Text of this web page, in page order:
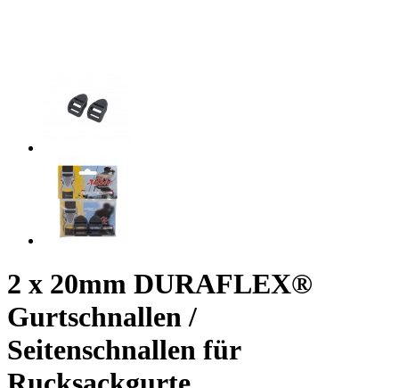
2 x 20mm DURAFLEX®
Gurtschnallen /
Seitenschnallen für